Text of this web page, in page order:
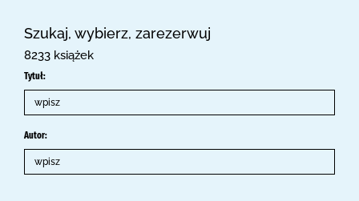
Szukaj, wybierz, zarezerwuj
8233 książek
Tytuł:
Autor: